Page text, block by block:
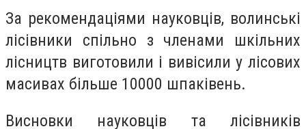
За рекомендаціями науковців, волинські
лісівники спільно з членами шкільних
лісництв виготовили і вивісили у лісових
масивах більше 10000 шпаківень.
Висновки науковців та лісівників